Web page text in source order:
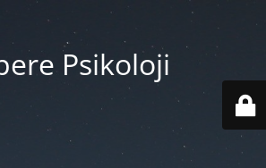
Psikoloji